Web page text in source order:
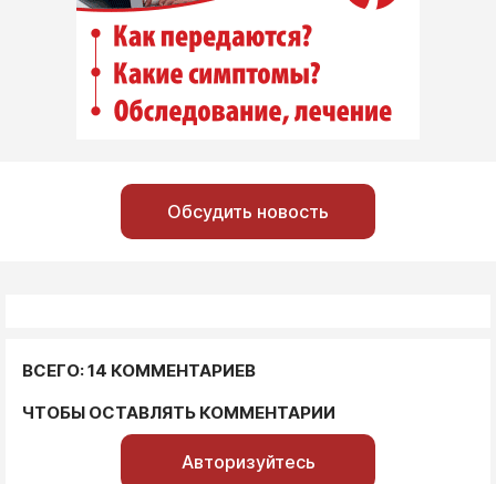
Обсудить новость
ВСЕГО: 14 КОММЕНТАРИЕВ
ЧТОБЫ ОСТАВЛЯТЬ КОММЕНТАРИИ
Авторизуйтесь